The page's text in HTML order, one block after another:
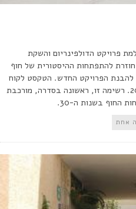
פרויקט הדולפינריום והשקת
להתפתחות ההיסטורית של חוף
להבנת הפרויקט החדש. הטקסט לקוח
מתוך הספר רגעי תיקון, רסלינג, 2008. רשימה זו, ראשונה בסדרה, מורכבת
החוף בשנות ה-30.
אחת